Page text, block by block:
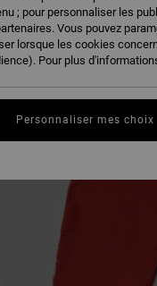
VOUS
NOUVEAUTÉ
; pour personnaliser les
Vous pouvez
lorsque les cookies
Pour plus
Personnaliser mes choix